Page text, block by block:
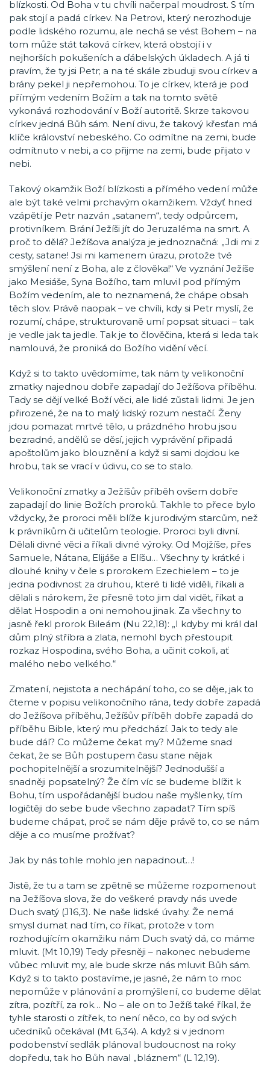
blízkosti. Od Boha v tu chvíli načerpal moudrost. S tím
pak stojí a padá církev. Na Petrovi, který nerozhoduje
podle lidského rozumu, ale nechá se vést Bohem – na
tom může stát taková církev, která obstojí i v
nejhorších pokušeních a ďábelských úkladech. A já ti
pravím, že ty jsi Petr; a na té skále zbuduji svou církev a
brány pekel ji nepřemohou. To je církev, která je pod
přímým vedením Božím a tak na tomto světě
vykonává rozhodování v Boží autoritě. Skrze takovou
církev jedná Bůh sám. Není divu, že takový křesťan má
klíče království nebeského. Co odmítne na zemi, bude
odmítnuto v nebi, a co přijme na zemi, bude přijato v
nebi.
Takový okamžik Boží blízkosti a přímého vedení může
ale být také velmi prchavým okamžikem. Vždyť hned
vzápětí je Petr nazván „satanem“, tedy odpůrcem,
protivníkem. Brání Ježíši jít do Jeruzaléma na smrt. A
proč to dělá? Ježíšova analýza je jednoznačná: „Jdi mi z
cesty, satane! Jsi mi kamenem úrazu, protože tvé
smýšlení není z Boha, ale z člověka!“ Ve vyznání Ježíše
jako Mesiáše, Syna Božího, tam mluvil pod přímým
Božím vedením, ale to neznamená, že chápe obsah
těch slov. Právě naopak – ve chvíli, kdy si Petr myslí, že
rozumí, chápe, strukturovaně umí popsat situaci – tak
je vedle jak ta jedle. Tak je to člověčina, která si leda tak
namlouvá, že proniká do Božího vidění věcí.
Když si to takto uvědomíme, tak nám ty velikonoční
zmatky najednou dobře zapadají do Ježíšova příběhu.
Tady se dějí velké Boží věci, ale lidé zůstali lidmi. Je jen
přirozené, že na to malý lidský rozum nestačí. Ženy
jdou pomazat mrtvé tělo, u prázdného hrobu jsou
bezradné, andělů se děsí, jejich vyprávění připadá
apoštolům jako blouznění a když si sami dojdou ke
hrobu, tak se vrací v údivu, co se to stalo.
Velikonoční zmatky a Ježíšův příběh ovšem dobře
zapadají do linie Božích proroků. Takhle to přece bylo
vždycky, že proroci měli blíže k jurodivým starcům, než
k právníkům či učitelům teologie. Proroci byli divní.
Dělali divné věci a říkali divné výroky. Od Mojžíše, přes
Samuele, Nátana, Elijáše a Elíšu… Všechny ty krátké i
dlouhé knihy v čele s prorokem Ezechielem – to je
jedna podivnost za druhou, které ti lidé viděli, říkali a
dělali s nárokem, že přesně toto jim dal vidět, říkat a
dělat Hospodin a oni nemohou jinak. Za všechny to
jasně řekl prorok Bileám (Nu 22,18): „I kdyby mi král dal
dům plný stříbra a zlata, nemohl bych přestoupit
rozkaz Hospodina, svého Boha, a učinit cokoli, ať
malého nebo velkého.“
Zmatení, nejistota a nechápání toho, co se děje, jak to
čteme v popisu velikonočního rána, tedy dobře zapadá
do Ježíšova příběhu, Ježíšův příběh dobře zapadá do
příběhu Bible, který mu předchází. Jak to tedy ale
bude dál? Co můžeme čekat my? Můžeme snad
čekat, že se Bůh postupem času stane nějak
pochopitelnější a srozumitelnější? Jednodušší a
snadněji popsatelný? Že čím víc se budeme blížit k
Bohu, tím uspořádanější budou naše myšlenky, tím
logičtěji do sebe bude všechno zapadat? Tím spíš
budeme chápat, proč se nám děje právě to, co se nám
děje a co musíme prožívat?
Jak by nás tohle mohlo jen napadnout…!
Jistě, že tu a tam se zpětně se můžeme rozpomenout
na Ježíšova slova, že do veškeré pravdy nás uvede
Duch svatý (J16,3). Ne naše lidské úvahy. Že nemá
smysl dumat nad tím, co říkat, protože v tom
rozhodujícím okamžiku nám Duch svatý dá, co máme
mluvit. (Mt 10,19) Tedy přesněji – nakonec nebudeme
vůbec mluvit my, ale bude skrze nás mluvit Bůh sám.
Když si to takto postavíme, je jasné, že nám to moc
nepomůže v plánování a promýšlení, co budeme dělat
zítra, pozítří, za rok… No – ale on to Ježíš také říkal, že
tyhle starosti o zítřek, to není něco, co by od svých
učedníků očekával (Mt 6,34). A když si v jednom
podobenství sedlák plánoval budoucnost na roky
dopředu, tak ho Bůh naval „bláznem“ (L 12,19).